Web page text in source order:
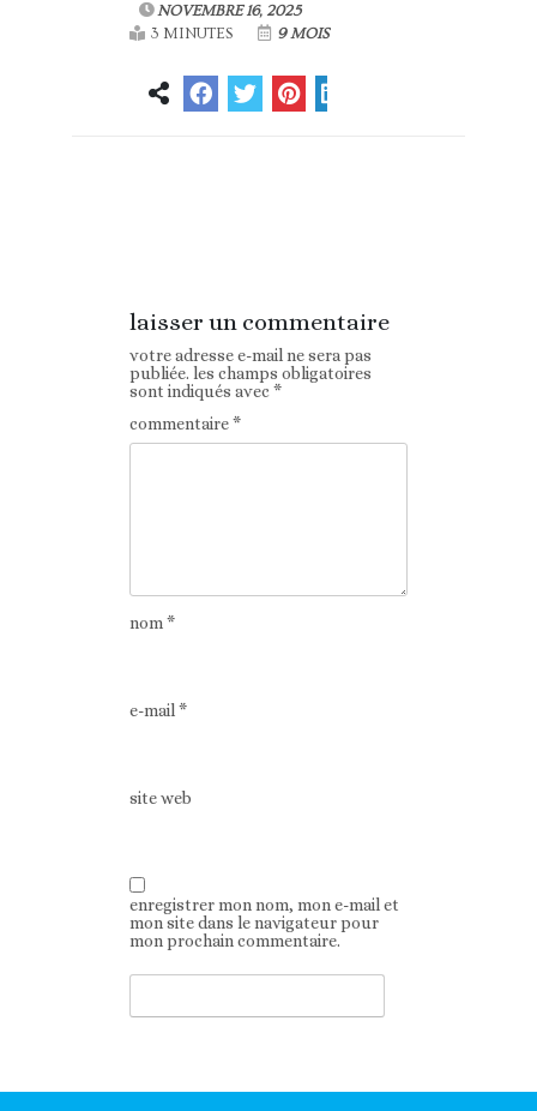
NOVEMBRE 16, 2025
3 MINUTES
9 MOIS
laisser un commentaire
votre adresse e-mail ne sera pas
publiée. les champs obligatoires
sont indiqués avec*
commentaire*
nom*
e-mail*
site web
enregistrer mon nom, mon e-mail et
mon site dans le navigateur pour
mon prochain commentaire.